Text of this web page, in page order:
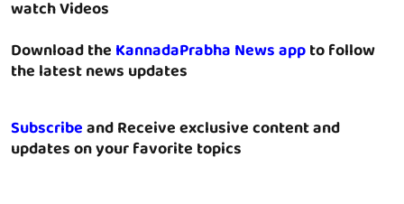
watch Videos
Download theKannadaPrabha News appto follow
the latest news updates
Subscribeand Receive exclusive content and
updates on your favorite topics